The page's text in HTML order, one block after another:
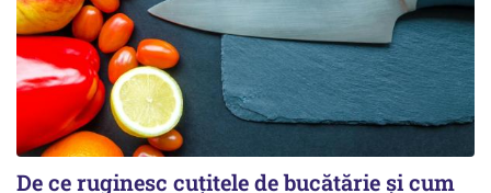
De ce ruginesc cuțitele de bucătărie și cum